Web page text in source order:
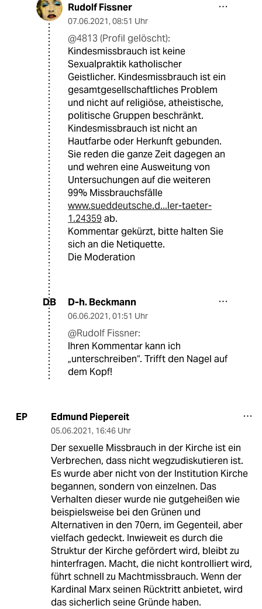
Rudolf Fissner
07.06.2021, 08:51 Uhr
@4813 (Profil gelöscht):
Kindesmissbrauch ist keine
Sexualpraktik katholischer
Geistlicher. Kindesmissbrauch ist ein
gesamtgesellschaftliches Problem
und nicht auf religiöse, atheistische,
politische Gruppen beschränkt.
Kindesmissbrauch ist nicht an
Hautfarbe oder Herkunft gebunden.
Sie reden die ganze Zeit dagegen an
und wehren eine Ausweitung von
Untersuchungen auf die weiteren
99% Missbrauchsfälle
www.sueddeutsche.d...ler-taeter-
1.24359 ab.
Kommentar gekürzt, bitte halten Sie
sich an die Netiquette.
Die Moderation
DB D-h. Beckmann
06.06.2021, 01:51 Uhr
@Rudolf Fissner:
Ihren Kommentar kann ich
„unterschreiben“. Trifft den Nagel auf
dem Kopf!
EP Edmund Piepereit
05.06.2021, 16:46 Uhr
Der sexuelle Missbrauch in der Kirche ist ein
Verbrechen, dass nicht wegzudiskutieren ist.
Es wurde aber nicht von der Institution Kirche
begannen, sondern von einzelnen. Das
Verhalten dieser wurde nie gutgeheißen wie
beispielsweise bei den Grünen und
Alternativen in den 70ern, im Gegenteil, aber
vielfach gedeckt. Inwieweit es durch die
Struktur der Kirche gefördert wird, bleibt zu
hinterfragen. Macht, die nicht kontrolliert wird,
führt schnell zu Machtmissbrauch. Wenn der
Kardinal Marx seinen Rücktritt anbietet, wird
das sicherlich seine Gründe haben.